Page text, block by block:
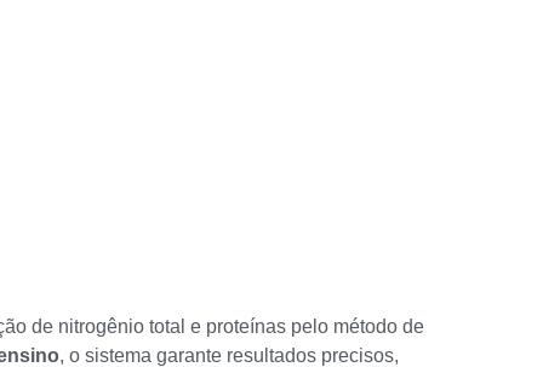
de nitrogênio total e proteínas pelo método de
, o sistema garante resultados precisos,